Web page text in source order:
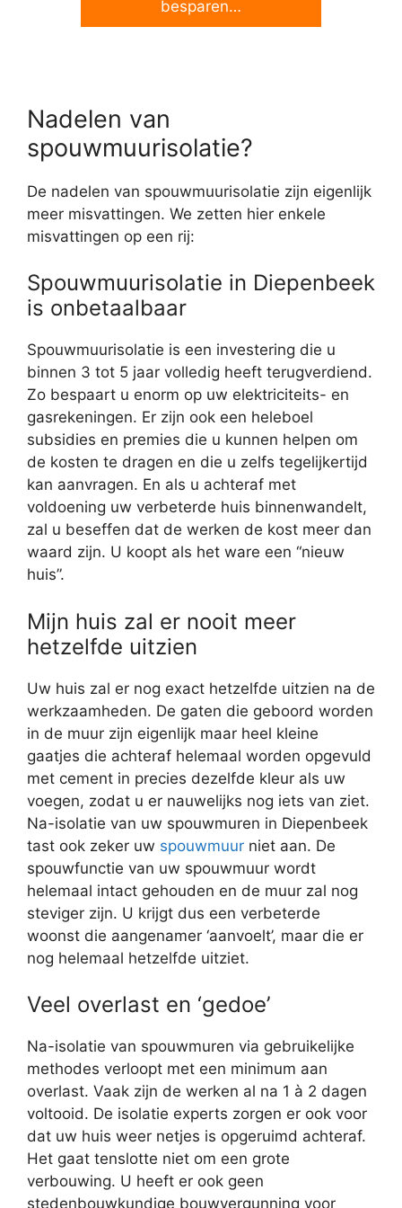
besparen…
Nadelen van
spouwmuurisolatie?
De nadelen van spouwmuurisolatie zijn eigenlijk
meer misvattingen. We zetten hier enkele
misvattingen op een rij:
Spouwmuurisolatie in Diepenbeek
is onbetaalbaar
Spouwmuurisolatie is een investering die u
binnen 3 tot 5 jaar volledig heeft terugverdiend.
Zo bespaart u enorm op uw elektriciteits- en
gasrekeningen. Er zijn ook een heleboel
subsidies en premies die u kunnen helpen om
de kosten te dragen en die u zelfs tegelijkertijd
kan aanvragen. En als u achteraf met
voldoening uw verbeterde huis binnenwandelt,
zal u beseffen dat de werken de kost meer dan
waard zijn. U koopt als het ware een “nieuw
huis”.
Mijn huis zal er nooit meer
hetzelfde uitzien
Uw huis zal er nog exact hetzelfde uitzien na de
werkzaamheden. De gaten die geboord worden
in de muur zijn eigenlijk maar heel kleine
gaatjes die achteraf helemaal worden opgevuld
met cement in precies dezelfde kleur als uw
voegen, zodat u er nauwelijks nog iets van ziet.
Na-isolatie van uw spouwmuren in Diepenbeek
tast ook zeker uw spouwmuur niet aan. De
spouwfunctie van uw spouwmuur wordt
helemaal intact gehouden en de muur zal nog
steviger zijn. U krijgt dus een verbeterde
woonst die aangenamer ‘aanvoelt’, maar die er
nog helemaal hetzelfde uitziet.
Veel overlast en ‘gedoe’
Na-isolatie van spouwmuren via gebruikelijke
methodes verloopt met een minimum aan
overlast. Vaak zijn de werken al na 1 à 2 dagen
voltooid. De isolatie experts zorgen er ook voor
dat uw huis weer netjes is opgeruimd achteraf.
Het gaat tenslotte niet om een grote
verbouwing. U heeft er ook geen
stedenbouwkundige bouwvergunning voor